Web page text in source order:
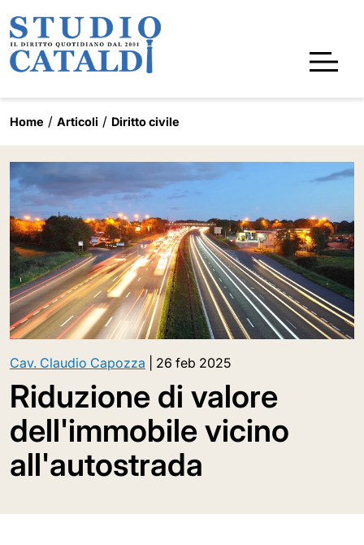
Home Articoli Diritto civile
Cav. Claudio Capozza 26 feb 2025
Riduzione di valore
dell'immobile vicino
all'autostrada